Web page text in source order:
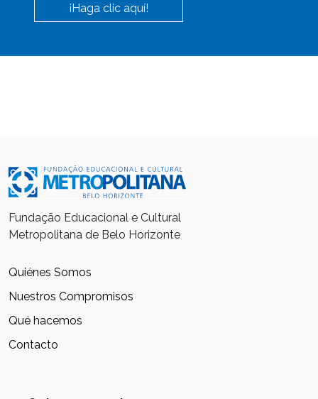
¡Haga clic aquí!
Fundação Educacional e Cultural
Metropolitana de Belo Horizonte
Quiénes Somos
Nuestros Compromisos
Qué hacemos
Contacto